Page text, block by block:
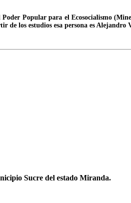
Popular para el Ecosocialismo
de los estudios esa persona es Alejandro
Sucre del estado Miranda.